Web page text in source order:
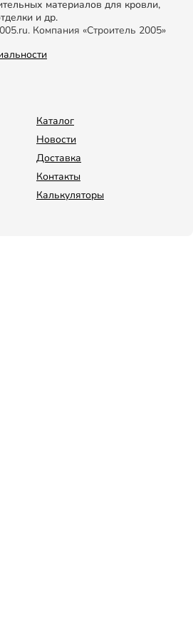
материалов для кровли,
и др.
Компания «Строитель 2005»
Каталог
Новости
Доставка
Контакты
Калькуляторы